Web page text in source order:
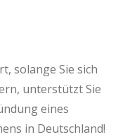
solange Sie sich
unterstützt Sie
eines
in Deutschland!